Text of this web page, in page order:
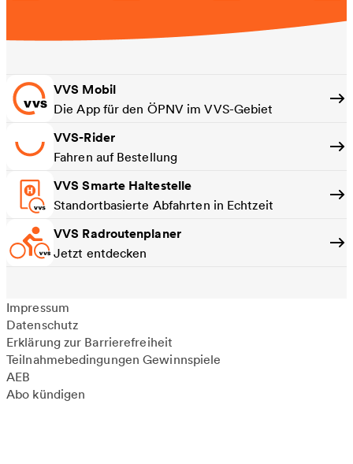
VVS Mobil
Die App für den ÖPNV im VVS-Gebiet
VVS-Rider
Fahren auf Bestellung
VVS Smarte Haltestelle
Standortbasierte Abfahrten in Echtzeit
VVS Radroutenplaner
Jetzt entdecken
Impressum
Datenschutz
Erklärung zur Barrierefreiheit
Teilnahmebedingungen Gewinnspiele
AEB
Abo kündigen